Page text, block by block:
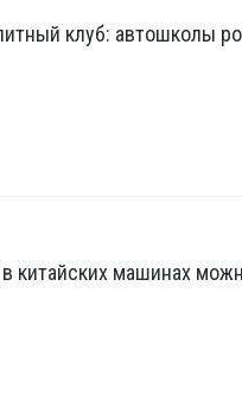
клуб: автошколы
китайских машинах